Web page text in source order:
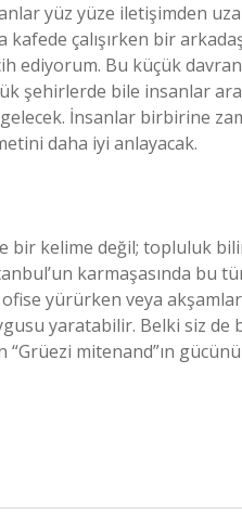
yüz yüze iletişimden
çalışırken bir
ediyorum. Bu küçük
şehirlerde bile insanlar
İnsanlar birbirine
daha iyi anlayacak.
bir kelime değil; topluluk
karmaşasında bu
ofise yürürken veya
yaratabilir. Belki siz de
mitenand”ın